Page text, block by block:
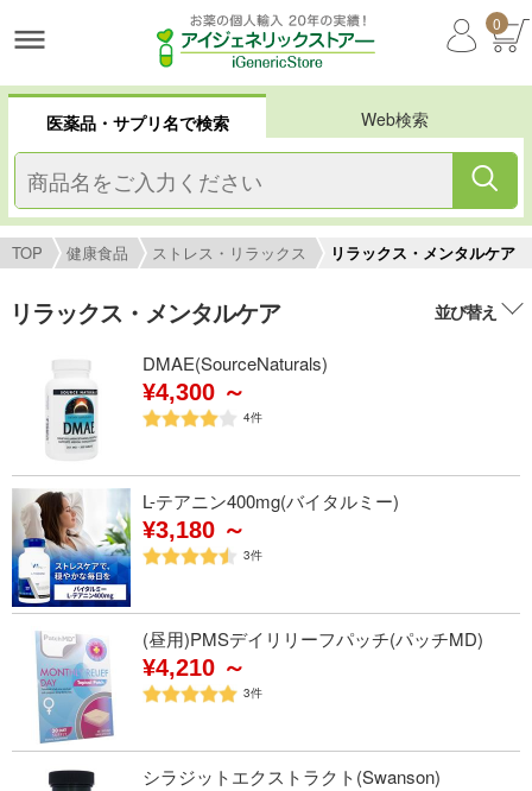
0
医薬品・サプリ名で検索 Web検索
TOP 健康食品 ストレス・リラックス リラックス・メンタルケア
リラックス・メンタルケア 並び替え
DMAE(SourceNaturals)
¥4,300 ～
4件
L-テアニン400mg(バイタルミー)
¥3,180 ～
3件
(昼用)PMSデイリリーフパッチ(パッチMD)
¥4,210 ～
3件
シラジットエクストラクト(Swanson)